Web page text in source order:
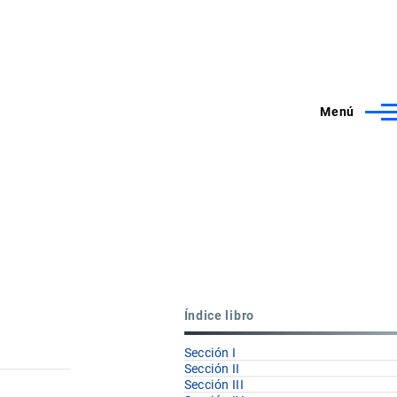
Menú
Índice libro
Sección I
Sección II
Sección III